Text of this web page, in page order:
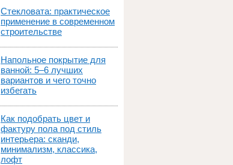
Стекловата: практическое
применение в современном
строительстве
Напольное покрытие для
ванной: 5–6 лучших
вариантов и чего точно
избегать
Как подобрать цвет и
фактуру пола под стиль
интерьера: сканди,
минимализм, классика,
лофт